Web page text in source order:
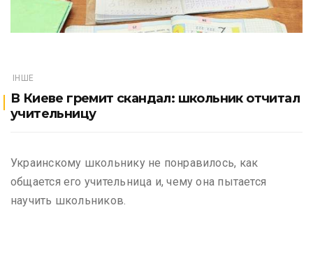
ІНШЕ
В Киеве гремит скандал: школьник отчитал
учительницу
Украинскому школьнику не понравилось, как
общается его учительница и, чему она пытается
научить школьников.